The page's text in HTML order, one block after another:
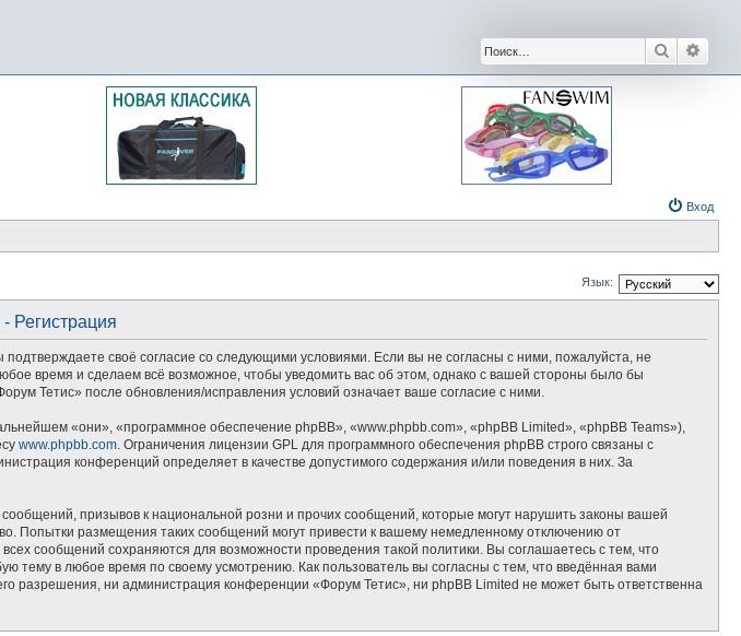
Поиск
Вход
Язык:
Регистрация
своё согласие со следующими условиями. Если вы не согласны с ними, пожалуйста, не
время и сделаем всё возможное, чтобы уведомить вас об этом, однако с вашей стороны было бы
Тетис» после обновления/исправления условий означает ваше согласие с ними.
«они», «программное обеспечение phpBB», «www.phpbb.com», «phpBB Limited», «phpBB Teams»),
www.phpbb.com. Ограничения лицензии GPL для программного обеспечения phpBB строго связаны с
конференций определяет в качестве допустимого содержания и/или поведения в них. За
призывов к национальной розни и прочих сообщений, которые могут нарушить законы вашей
Попытки размещения таких сообщений могут привести к вашему немедленному отключению от
сообщений сохраняются для возможности проведения такой политики. Вы соглашаетесь с тем, что
в любое время по своему усмотрению. Как пользователь вы согласны с тем, что введённая вами
разрешения, ни администрация конференции «Форум Тетис», ни phpBB Limited не может быть ответственна